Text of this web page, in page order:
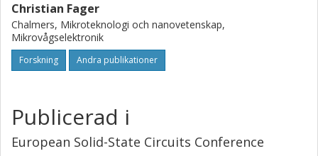
Christian Fager
Chalmers, Mikroteknologi och nanovetenskap,
Mikrovågselektronik
Forskning Andra publikationer
Publicerad i
European Solid-State Circuits Conference